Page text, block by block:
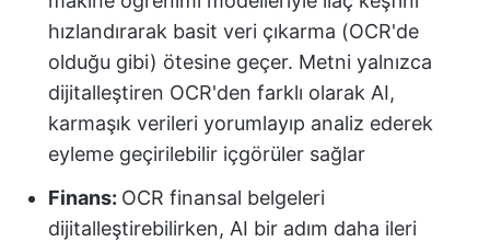
hızlandırarak basit veri çıkarma (OCR'de
olduğu gibi) ötesine geçer. Metni yalnızca
dijitalleştiren OCR'den farklı olarak AI,
karmaşık verileri yorumlayıp analiz ederek
eyleme geçirilebilir içgörüler sağlar
Finans: OCR finansal belgeleri
dijitalleştirebilirken, AI bir adım daha ileri